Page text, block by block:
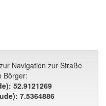
Navigation zur Straße
Börger:
52.9121269
7.5364886